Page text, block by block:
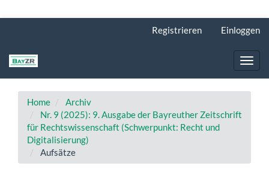
Registrieren Einloggen
Home
Archiv
Nr. 9 (2025): 9. Ausgabe der Bayreuther Zeitschrift
für Rechtswissenschaft (Schwerpunkt: Recht und
Digitalisierung)
Aufsätze